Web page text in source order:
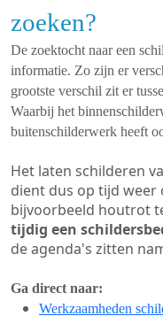
zoeken?
De zoektocht naar een
informatie. Zo zijn er
grootste verschil zit er
Waarbij het
buitenschilderwerk heeft
Het laten schilderen
dient dus op tijd
bijvoorbeeld houtrot
tijdig een
de agenda's zitten
Ga direct naar:
Werkzaamheden